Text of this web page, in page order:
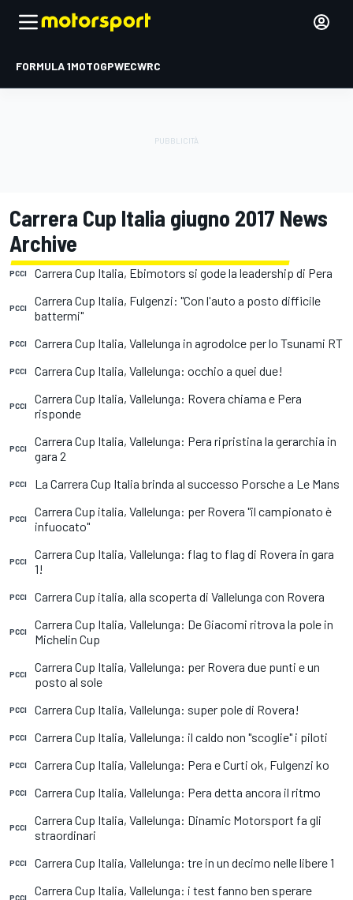
FORMULA 1MOTOGPWECWRC
Carrera Cup Italia giugno 2017 News
Archive
PCCI Carrera Cup Italia, Ebimotors si gode la leadership di Pera
PCCI
Carrera Cup Italia, Fulgenzi: "Con l'auto a posto difficile
battermi"
PCCI Carrera Cup Italia, Vallelunga in agrodolce per lo Tsunami RT
PCCI Carrera Cup Italia, Vallelunga: occhio a quei due!
PCCI
Carrera Cup Italia, Vallelunga: Rovera chiama e Pera
risponde
PCCI
Carrera Cup Italia, Vallelunga: Pera ripristina la gerarchia in
gara 2
PCCI La Carrera Cup Italia brinda al successo Porsche a Le Mans
PCCI
Carrera Cup italia, Vallelunga: per Rovera "il campionato è
infuocato"
PCCI
Carrera Cup Italia, Vallelunga: flag to flag di Rovera in gara
1!
PCCI Carrera Cup italia, alla scoperta di Vallelunga con Rovera
PCCI
Carrera Cup Italia, Vallelunga: De Giacomi ritrova la pole in
Michelin Cup
PCCI
Carrera Cup Italia, Vallelunga: per Rovera due punti e un
posto al sole
PCCI Carrera Cup Italia, Vallelunga: super pole di Rovera!
PCCI Carrera Cup Italia, Vallelunga: il caldo non "scoglie" i piloti
PCCI Carrera Cup Italia, Vallelunga: Pera e Curti ok, Fulgenzi ko
PCCI Carrera Cup Italia, Vallelunga: Pera detta ancora il ritmo
PCCI
Carrera Cup Italia, Vallelunga: Dinamic Motorsport fa gli
straordinari
PCCI Carrera Cup Italia, Vallelunga: tre in un decimo nelle libere 1
PCCI
Carrera Cup Italia, Vallelunga: i test fanno ben sperare